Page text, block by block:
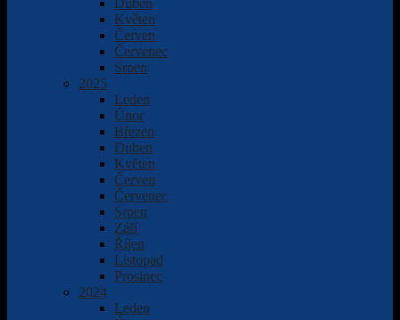
Duben
Květen
Červen
Červenec
Srpen
2025
Leden
Únor
Březen
Duben
Květen
Červen
Červenec
Srpen
Září
Říjen
Listopad
Prosinec
2024
Leden